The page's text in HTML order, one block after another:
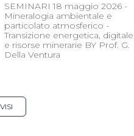
SEMINARI 18 maggio 2026 -
Mineralogia ambientale e
particolato atmosferico -
Transizione energetica, digitale
e risorse minerarie BY Prof. G.
Della Ventura